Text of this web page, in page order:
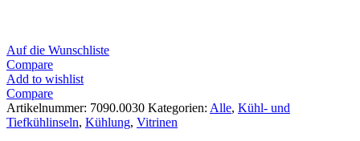
Auf die Wunschliste
Compare
Add to wishlist
Compare
Artikelnummer: 7090.0030 Kategorien: Alle, Kühl- und
Tiefkühlinseln, Kühlung, Vitrinen